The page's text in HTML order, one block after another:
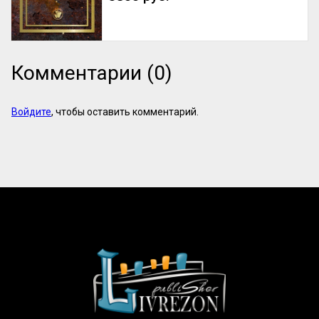
обязательно напишут об этом конкретно.
Комментарии (0)
Войдите, чтобы оставить комментарий.